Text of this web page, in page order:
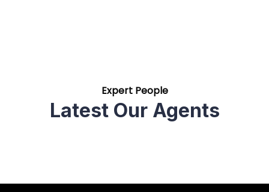
Expert People
Latest Our Agents